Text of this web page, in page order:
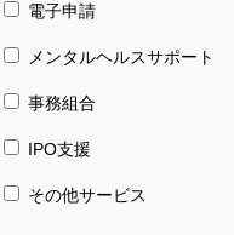
電子申請
メンタルヘルスサポート
事務組合
IPO支援
その他サービス